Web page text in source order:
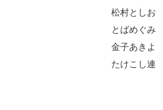
松村としお
とばめぐみ
金子あきよ
たけこし連